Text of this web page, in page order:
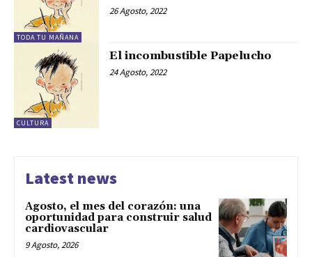
TODA TU MAÑANA
26 Agosto, 2022
CULTURA
El incombustible Papelucho
24 Agosto, 2022
Latest news
Agosto, el mes del corazón: una
oportunidad para construir salud
cardiovascular
9 Agosto, 2026